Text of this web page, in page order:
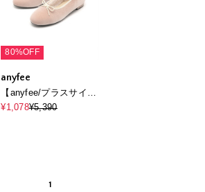
80%OFF
anyfee
【anyfee/プラスサイ
ズ】バレエシューズ
¥1,078¥5,390
1